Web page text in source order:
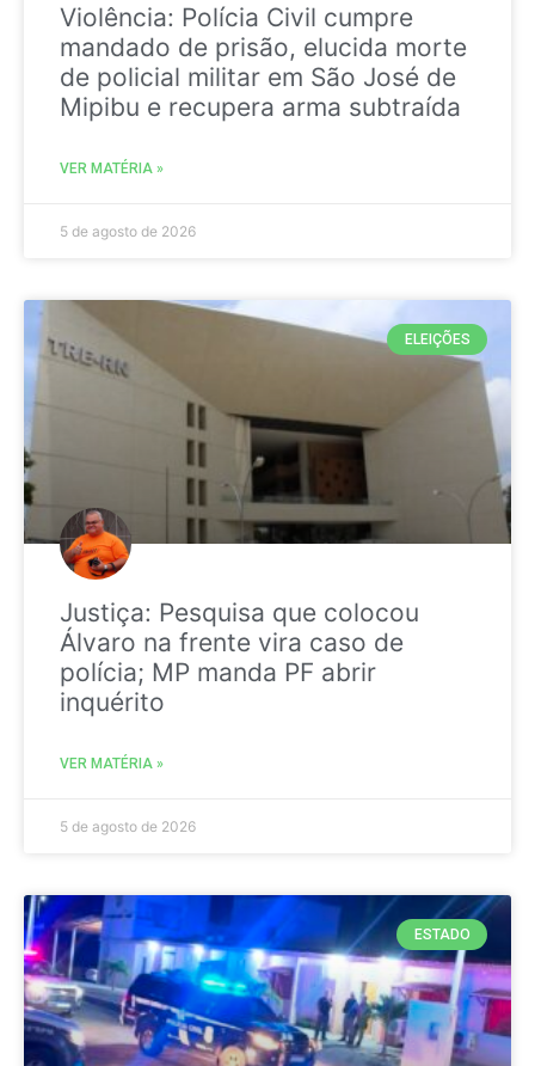
Violência: Polícia Civil cumpre
mandado de prisão, elucida morte
de policial militar em São José de
Mipibu e recupera arma subtraída
VER MATÉRIA »
5 de agosto de 2026
ELEIÇÕES
Justiça: Pesquisa que colocou
Álvaro na frente vira caso de
polícia; MP manda PF abrir
inquérito
VER MATÉRIA »
5 de agosto de 2026
ESTADO